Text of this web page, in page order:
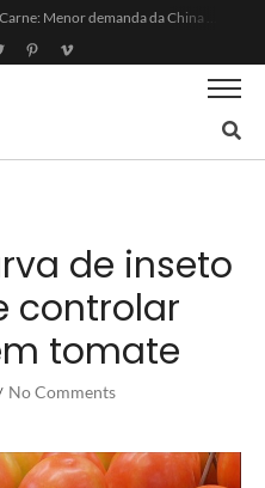
Inadimplência no crédito rural deve seguir elevada até 2027
Lula sanciona MP do Frete e agro teme alta dos custos logísticos
Brasil tem 2º maior juro real do mundo
de inseto
controlar
tomate
No Comments